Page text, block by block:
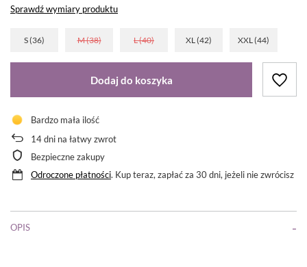
Sprawdź wymiary produktu
S (36) M (38) L (40) XL (42) XXL (44)
Dodaj do koszyka
Bardzo mała ilość
14dni na łatwy zwrot
Bezpieczne zakupy
Odroczone płatności. Kup teraz, zapłać za 30 dni, jeżeli nie zwrócisz
OPIS